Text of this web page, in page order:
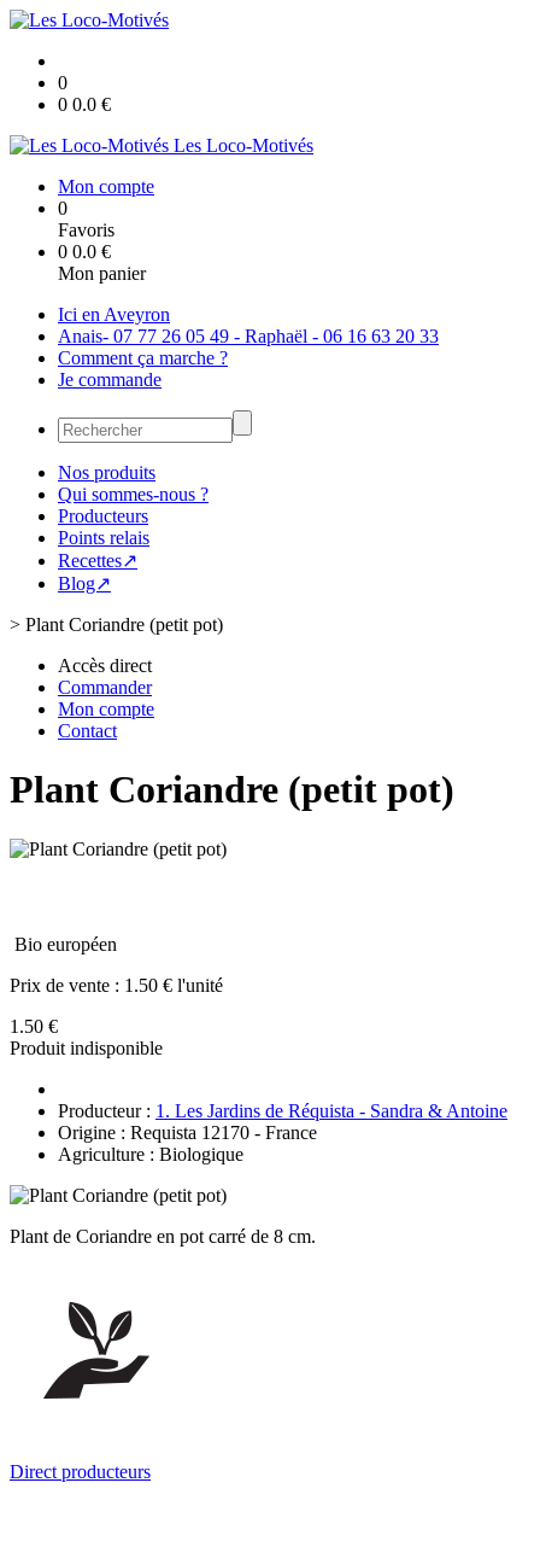
0
0 0.0 €
Les Loco-Motivés
Mon compte
0
Favoris
0 0.0 €
Mon panier
Ici en Aveyron
Anais- 07 77 26 05 49 - Raphaël - 06 16 63 20 33
Comment ça marche ?
Je commande
Nos produits
Qui sommes-nous ?
Producteurs
Points relais
Recettes↗
Blog↗
> Plant Coriandre (petit pot)
Accès direct
Commander
Mon compte
Contact
Plant Coriandre (petit pot)
Bio européen
Prix de vente : 1.50 € l'unité
1.50 €
Produit indisponible
Producteur : 1. Les Jardins de Réquista - Sandra & Antoine
Origine : Requista 12170 - France
Agriculture : Biologique
Plant de Coriandre en pot carré de 8 cm.
Direct producteurs